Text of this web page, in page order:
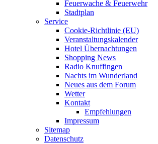
Feuerwache & Feuerwehr
Stadtplan
Service
Cookie-Richtlinie (EU)
Veranstaltungskalender
Hotel Übernachtungen
Shopping News
Radio Knuffingen
Nachts im Wunderland
Neues aus dem Forum
Wetter
Kontakt
Empfehlungen
Impressum
Sitemap
Datenschutz